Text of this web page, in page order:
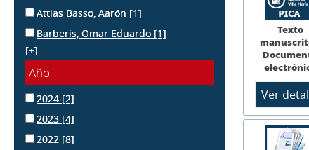
Attias Basso, Aarón [1]
Barberis, Omar Eduardo [1]
[+]
Año
2024 [2]
2023 [4]
2022 [8]
Texto